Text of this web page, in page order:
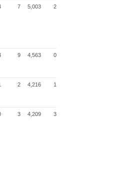
7 5,003 2
9 4,563 0
2 4,216 1
3 4,209 3